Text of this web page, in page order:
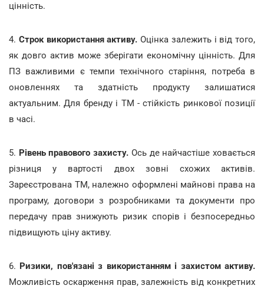
цінність.
4. Строк використання активу. Оцінка залежить і від того,
як довго актив може зберігати економічну цінність. Для
ПЗ важливими є темпи технічного старіння, потреба в
оновленнях та здатність продукту залишатися
актуальним. Для бренду і ТМ - стійкість ринкової позиції
в часі.
5. Рівень правового захисту. Ось де найчастіше ховається
різниця у вартості двох зовні схожих активів.
Зареєстрована ТМ, належно оформлені майнові права на
програму, договори з розробниками та документи про
передачу прав знижують ризик спорів і безпосередньо
підвищують ціну активу.
6. Ризики, пов'язані з використанням і захистом активу.
Можливість оскарження прав, залежність від конкретних